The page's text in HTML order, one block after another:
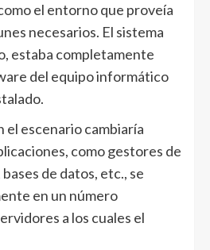
el entorno que proveía
necesarios. El sistema
estaba completamente
del equipo informático
el escenario cambiaría
como gestores de
de datos, etc., se
en un número
a los cuales el